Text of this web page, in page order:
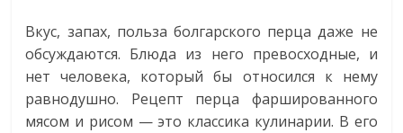
Вкус, запах, польза болгарского перца даже не
обсуждаются. Блюда из него превосходные, и
нет человека, который бы относился к нему
равнодушно. Рецепт перца фаршированного
мясом и рисом — это классика кулинарии. В его